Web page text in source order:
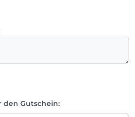
den Gutschein: